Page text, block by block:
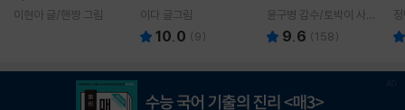
이현아 글/핸짱 그림 이다 글그림
10.0 (9)
윤구병 감수/토박이 사전
편찬실 편
9.6 (158)